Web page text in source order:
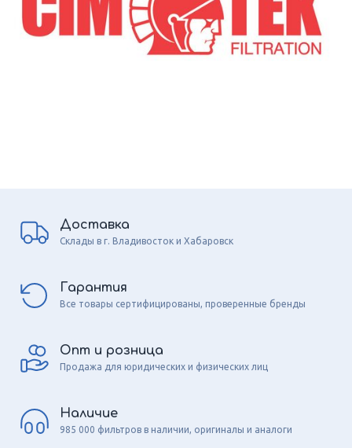
Доставка
Склады в г. Владивосток и Хабаровск
Гарантия
Все товары сертифицированы, проверенные бренды
Опт и розница
Продажа для юридических и физических лиц
Наличие
985 000 фильтров в наличии, оригиналы и аналоги